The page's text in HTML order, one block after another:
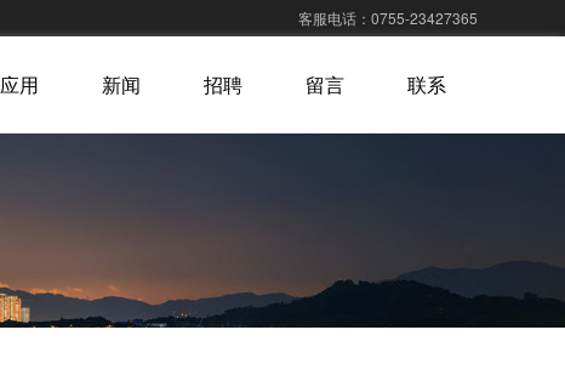
客服电话：0755-23427365
应用 新闻 招聘 留言 联系